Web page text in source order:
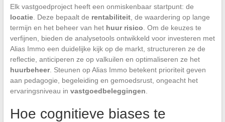
Elk vastgoedproject heeft een onmiskenbaar startpunt: de
locatie. Deze bepaalt de rentabiliteit, de waardering op lange
termijn en het beheer van het huur risico . Om de keuzes te
verfijnen, bieden de analysetools ontwikkeld voor investeren met
Alias Immo een duidelijke kijk op de markt, structureren ze de
reflectie, anticiperen ze op valkuilen en optimaliseren ze het
huurbeheer. Steunen op Alias Immo betekent prioriteit geven
aan pedagogie, begeleiding en gemoedsrust, ongeacht het
ervaringsniveau in vastgoedbeleggingen
Hoe cognitieve biases te